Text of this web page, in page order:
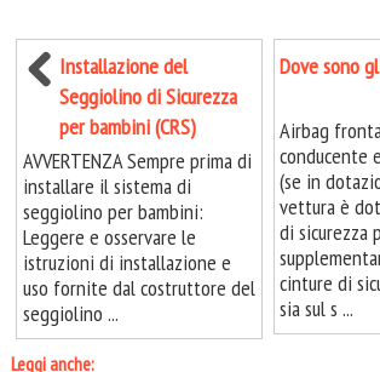
Installazione del
Seggiolino di Sicurezza
per bambini (CRS)
AVVERTENZA Sempre prima di
installare il sistema di
seggiolino per bambini:
Leggere e osservare le
istruzioni di installazione e
uso fornite dal costruttore del
seggiolino ...
Dove sono
Airbag
conducente
(se in
vettura è
di sicurezza
cinture di
sia sul s ...
Leggi anche: